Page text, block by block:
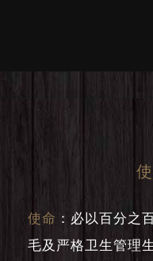
使命 ： 必以百分之
毛及严格卫生管理